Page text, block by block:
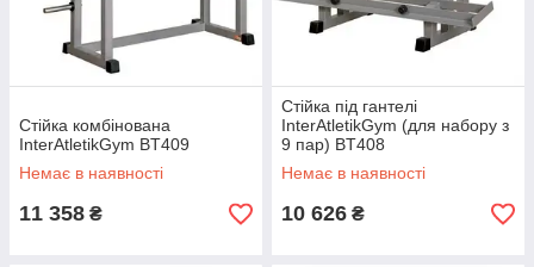
Стійка комбінована
InterAtletikGym BT409
Немає в наявності
11 358 ₴
Стійка під гантелі
InterAtletikGym (для набору з
9 пар) BT408
Немає в наявності
10 626 ₴